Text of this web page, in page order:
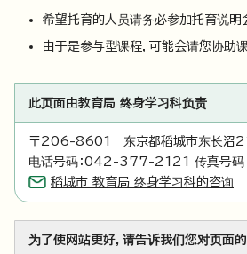
希望托育的人员请务必参加托育说明
由于是参与型课程，可能会请您协助
此页面由教育局 终身学习科负责
〒206-8601 东京都稻城市东长沼
电话号码：042-377-2121 传真号
稻城市 教育局 终身学习科的咨询
为了使网站更好，请告诉我们您对页面的